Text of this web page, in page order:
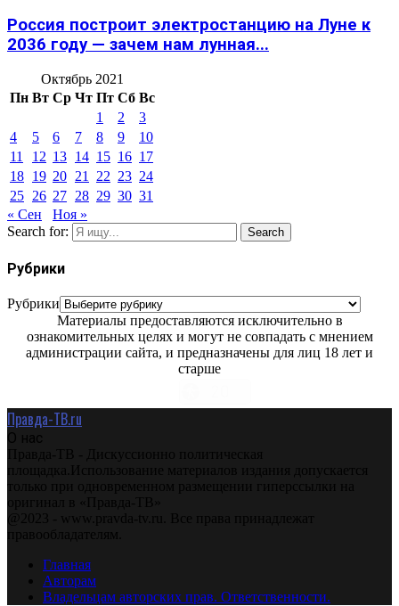
Россия построит электростанцию на Луне к
2036 году — зачем нам лунная...
Октябрь 2021
Пн Вт Ср Чт Пт Сб Вс
1
2
3
4
5 6 7 8 9
10
11
12 13 14 15 16 17
18 19 20 21 22 23 24
25 26 27 28 29 30 31
« Сен
Ноя »
Search for:
Search
Рубрики
Рубрики
Материалы предоставляются исключительно в
ознакомительных целях и могут не совпадать с мнением
администрации сайта, и предназначены для лиц 18 лет и
старше
Правда-ТВ.ru
О нас
Правда-ТВ - Дискуссионно политическая
площадка.Использование материалов издания допускается
только при одновременном размещении гиперссылки на
оригинал в «Правда-ТВ»
@2023 - www.pravda-tv.ru. Все права принадлежат
правообладателям.
Главная
Авторам
Владельцам авторских прав. Ответственности.